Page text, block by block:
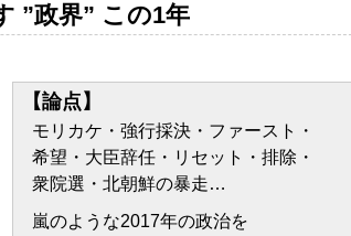
”政界” この1年
【論点】
モリカケ・強行採決・ファースト・
希望・大臣辞任・リセット・排除・
衆院選・北朝鮮の暴走…
嵐のような2017年の政治を